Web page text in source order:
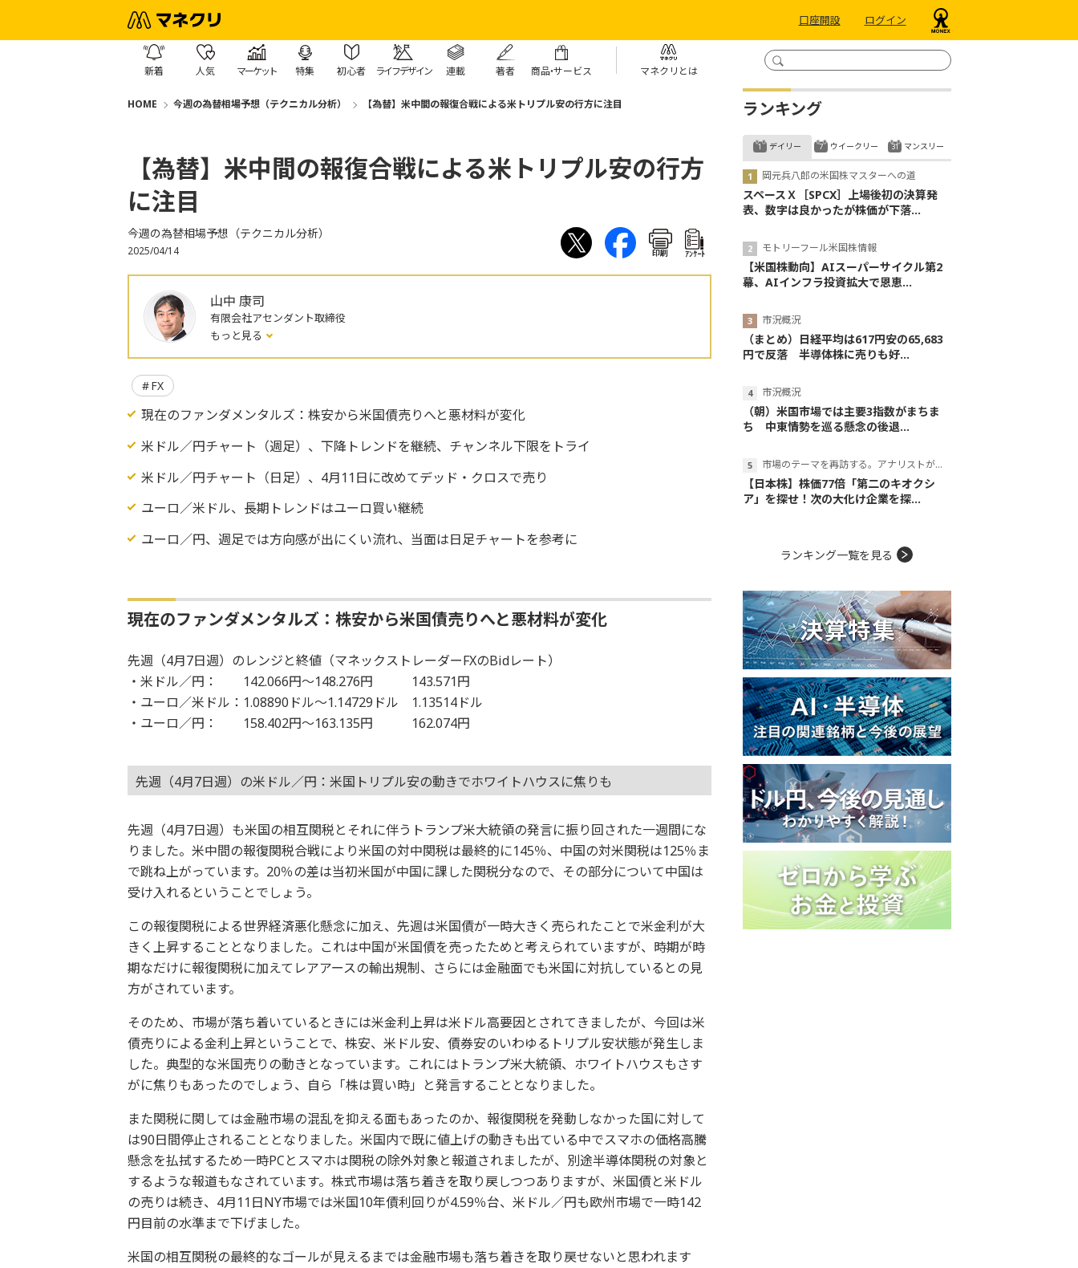
口座開設 ログイン
新着 人気 マーケット 特集 初心者 ライフデザイン 連載 著者 商品・サービス マネクリとは
HOME 今週の為替相場予想（テクニカル分析） 【為替】米中間の報復合戦による米トリプル安の行方に注目
【為替】米中間の報復合戦による米トリプル安の行方
に注目
今週の為替相場予想（テクニカル分析）
2025/04/14 印刷 ｱﾝｹｰﾄ
山中 康司
有限会社アセンダント取締役
もっと見る
FX
現在のファンダメンタルズ：株安から米国債売りへと悪材料が変化
米ドル／円チャート（週足）、下降トレンドを継続、チャンネル下限をトライ
米ドル／円チャート（日足）、4月11日に改めてデッド・クロスで売り
ユーロ／米ドル、長期トレンドはユーロ買い継続
ユーロ／円、週足では方向感が出にくい流れ、当面は日足チャートを参考に
現在のファンダメンタルズ：株安から米国債売りへと悪材料が変化
先週（4月7日週）のレンジと終値（マネックストレーダーFXのBidレート）
・米ドル／円： 142.066円～148.276円 143.571円
・ユーロ／米ドル：1.08890ドル～1.14729ドル 1.13514ドル
・ユーロ／円： 158.402円～163.135円 162.074円
先週（4月7日週）の米ドル／円：米国トリプル安の動きでホワイトハウスに焦りも
先週（4月7日週）も米国の相互関税とそれに伴うトランプ米大統領の発言に振り回された一週間にな
りました。米中間の報復関税合戦により米国の対中関税は最終的に145％、中国の対米関税は125％ま
で跳ね上がっています。20％の差は当初米国が中国に課した関税分なので、その部分について中国は
受け入れるということでしょう。
この報復関税による世界経済悪化懸念に加え、先週は米国債が一時大きく売られたことで米金利が大
きく上昇することとなりました。これは中国が米国債を売ったためと考えられていますが、時期が時
期なだけに報復関税に加えてレアアースの輸出規制、さらには金融面でも米国に対抗しているとの見
方がされています。
そのため、市場が落ち着いているときには米金利上昇は米ドル高要因とされてきましたが、今回は米
債売りによる金利上昇ということで、株安、米ドル安、債券安のいわゆるトリプル安状態が発生しま
した。典型的な米国売りの動きとなっています。これにはトランプ米大統領、ホワイトハウスもさす
がに焦りもあったのでしょう、自ら「株は買い時」と発言することとなりました。
また関税に関しては金融市場の混乱を抑える面もあったのか、報復関税を発動しなかった国に対して
は90日間停止されることとなりました。米国内で既に値上げの動きも出ている中でスマホの価格高騰
懸念を払拭するため一時PCとスマホは関税の除外対象と報道されましたが、別途半導体関税の対象と
するような報道もなされています。株式市場は落ち着きを取り戻しつつありますが、米国債と米ドル
の売りは続き、4月11日NY市場では米国10年債利回りが4.59％台、米ドル／円も欧州市場で一時142
円目前の水準まで下げました。
米国の相互関税の最終的なゴールが見えるまでは金融市場も落ち着きを取り戻せないと思われます
ランキング
デイリー
岡元兵八郎の米国株マスターへの道
スペースＸ［SPCX］上場後初の決算発
表、数字は良かったが株価が下落...
モトリーフール米国株情報
【米国株動向】AIスーパーサイクル第2
幕、AIインフラ投資拡大で恩恵...
市況概況
（まとめ）日経平均は617円安の65,683
円で反落 半導体株に売りも好...
市況概況
（朝）米国市場では主要3指数がまちま
ち 中東情勢を巡る懸念の後退...
市場のテーマを再訪する。アナリストが読み解くテーマの本質
【日本株】株価77倍「第二のキオクシ
ア」を探せ！次の大化け企業を探...
ウイークリー マンスリー
ランキング一覧を見る